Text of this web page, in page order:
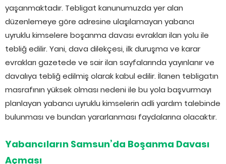
yaşanmaktadır. Tebligat kanunumuzda yer alan
düzenlemeye göre adresine ulaşılamayan yabancı
uyruklu kimselere boşanma davası evrakları ilan yolu ile
tebliğ edilir. Yani, dava dilekçesi, ilk duruşma ve karar
evrakları gazetede ve sair ilan sayfalarında yayınlanır ve
davalıya tebliğ edilmiş olarak kabul edilir. İlanen tebligatın
masrafının yüksek olması nedeni ile bu yola başvurmayı
planlayan yabancı uyruklu kimselerin adli yardım talebinde
bulunması ve bundan yararlanması faydalarına olacaktır.
Yabancıların Samsun’da Boşanma Davası
Açması